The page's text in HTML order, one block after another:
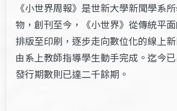
《小世界周報》是世新大學新聞學系
物，創刊至今，《小世界》從傳統平
排版至印刷，逐步走向數位化的線上
由系上教師指導學生動手完成。迄今
發行期數則已達二千餘期。